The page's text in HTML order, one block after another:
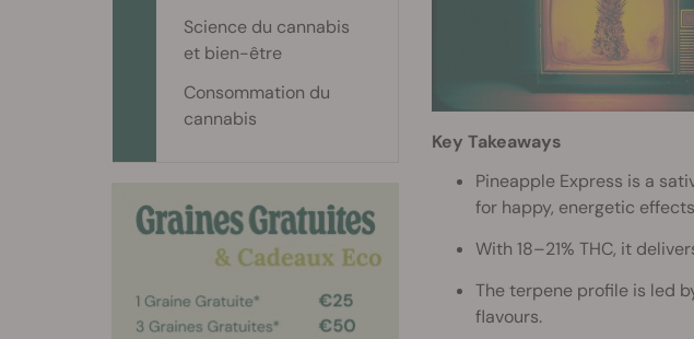
Key Takeaways
Pineapple Express is a
for happy, energetic
With 18–21% THC, it
The terpene profile is led
flavours.
Science du cannabis
et bien-être
Consommation du
cannabis